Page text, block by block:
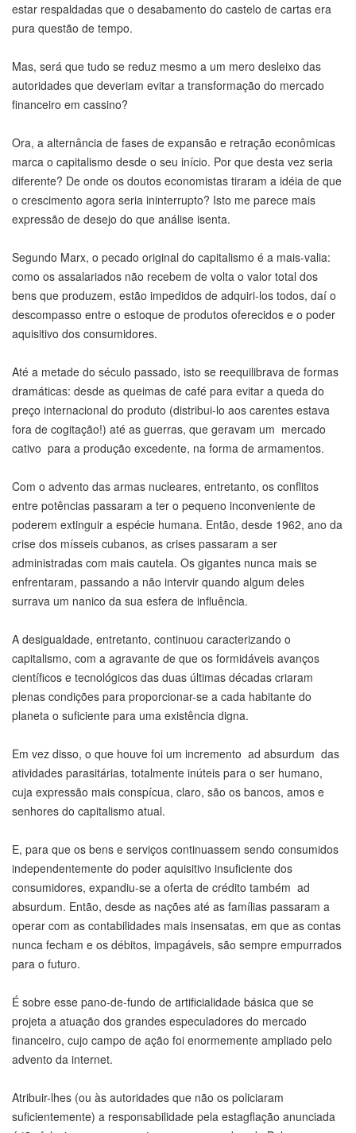
estar respaldadas que o desabamento do castelo de cartas era
pura questão de tempo.
Mas, será que tudo se reduz mesmo a um mero desleixo das
autoridades que deveriam evitar a transformação do mercado
financeiro em cassino?
Ora, a alternância de fases de expansão e retração econômicas
marca o capitalismo desde o seu início. Por que desta vez seria
diferente? De onde os doutos economistas tiraram a idéia de que
o crescimento agora seria ininterrupto? Isto me parece mais
expressão de desejo do que análise isenta.
Segundo Marx, o pecado original do capitalismo é a mais-valia:
como os assalariados não recebem de volta o valor total dos
bens que produzem, estão impedidos de adquiri-los todos, daí o
descompasso entre o estoque de produtos oferecidos e o poder
aquisitivo dos consumidores.
Até a metade do século passado, isto se reequilibrava de formas
dramáticas: desde as queimas de café para evitar a queda do
preço internacional do produto (distribui-lo aos carentes estava
fora de cogitação!) até as guerras, que geravam um mercado
cativo para a produção excedente, na forma de armamentos.
Com o advento das armas nucleares, entretanto, os conflitos
entre potências passaram a ter o pequeno inconveniente de
poderem extinguir a espécie humana. Então, desde 1962, ano da
crise dos mísseis cubanos, as crises passaram a ser
administradas com mais cautela. Os gigantes nunca mais se
enfrentaram, passando a não intervir quando algum deles
surrava um nanico da sua esfera de influência.
A desigualdade, entretanto, continuou caracterizando o
capitalismo, com a agravante de que os formidáveis avanços
científicos e tecnológicos das duas últimas décadas criaram
plenas condições para proporcionar-se a cada habitante do
planeta o suficiente para uma existência digna.
Em vez disso, o que houve foi um incremento ad absurdum das
atividades parasitárias, totalmente inúteis para o ser humano,
cuja expressão mais conspícua, claro, são os bancos, amos e
senhores do capitalismo atual.
E, para que os bens e serviços continuassem sendo consumidos
independentemente do poder aquisitivo insuficiente dos
consumidores, expandiu-se a oferta de crédito também ad
absurdum. Então, desde as nações até as famílias passaram a
operar com as contabilidades mais insensatas, em que as contas
nunca fecham e os débitos, impagáveis, são sempre empurrados
para o futuro.
É sobre esse pano-de-fundo de artificialidade básica que se
projeta a atuação dos grandes especuladores do mercado
financeiro, cujo campo de ação foi enormemente ampliado pelo
advento da internet.
Atribuir-lhes (ou às autoridades que não os policiaram
suficientemente) a responsabilidade pela estagflação anunciada